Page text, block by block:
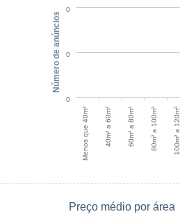
Menos que 40m² 40m² a 60m² 60m² a 80m² 80m² a 100m² 100m² a 120m²
0
0
0
Número de anúncios
Preço médio por área